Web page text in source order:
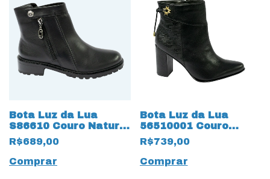
Bota Luz da Lua
S86610 Couro Natural
com solado 13425
Tratorado
R$689,00
Comprar
Bota Luz da Lua
56510001 Couro
Natural Saara 15455
Preto
R$739,00
Comprar